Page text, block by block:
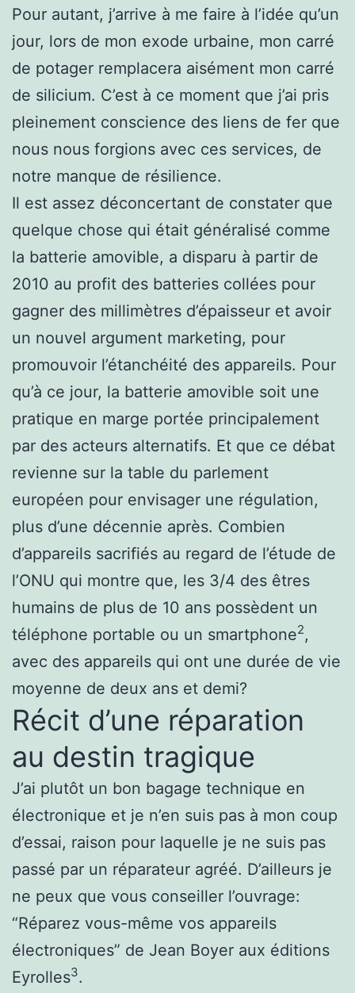
Pour autant, j’arrive à me faire à l’idée qu’un
jour, lors de mon exode urbaine, mon carré
de potager remplacera aisément mon carré
de silicium. C’est à ce moment que j’ai pris
pleinement conscience des liens de fer que
nous nous forgions avec ces services, de
notre manque de résilience.
Il est assez déconcertant de constater que
quelque chose qui était généralisé comme
la batterie amovible, a disparu à partir de
2010 au profit des batteries collées pour
gagner des millimètres d’épaisseur et avoir
un nouvel argument marketing, pour
promouvoir l’étanchéité des appareils. Pour
qu’à ce jour, la batterie amovible soit une
pratique en marge portée principalement
par des acteurs alternatifs. Et que ce débat
revienne sur la table du parlement
européen pour envisager une régulation,
plus d’une décennie après. Combien
d’appareils sacrifiés au regard de l’étude de
l’ONU qui montre que, les 3/4 des êtres
humains de plus de 10 ans possèdent un
téléphone portable ou un smartphone2,
avec des appareils qui ont une durée de vie
moyenne de deux ans et demi?
Récit d’une réparation
au destin tragique
J’ai plutôt un bon bagage technique en
électronique et je n’en suis pas à mon coup
d’essai, raison pour laquelle je ne suis pas
passé par un réparateur agréé. D’ailleurs je
ne peux que vous conseiller l’ouvrage:
“Réparez vous-même vos appareils
électroniques” de Jean Boyer aux éditions
Eyrolles3.